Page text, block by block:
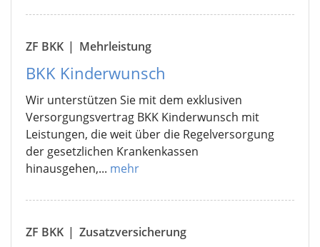
ZF BKK | Mehrleistung
BKK Kinderwunsch
Wir unterstützen Sie mit dem exklusiven
Versorgungsvertrag BKK Kinderwunsch mit
Leistungen, die weit über die Regelversorgung
der gesetzlichen Krankenkassen
hinausgehen,... mehr
ZF BKK | Zusatzversicherung